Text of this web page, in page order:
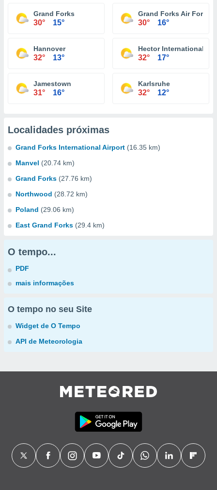
Grand Forks
30° 15°
Grand Forks Air Force
30° 16°
Hannover
32° 13°
Hector International
32° 17°
Jamestown
31° 16°
Karlsruhe
32° 12°
Localidades próximas
Grand Forks International Airport (16.35 km)
Manvel (20.74 km)
Grand Forks (27.76 km)
Northwood (28.72 km)
Poland (29.06 km)
East Grand Forks (29.4 km)
O tempo...
PDF
mais informações
O tempo no seu Site
Widget de O Tempo
API de Meteorologia